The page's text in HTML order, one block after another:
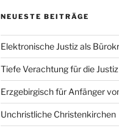
NEUESTE BEITRÄGE
Elektronische Justiz als
Tiefe Verachtung für die Justiz
Erzgebirgisch für Anfänger
Unchristliche Christenkirchen